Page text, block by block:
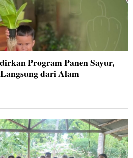
Program Panen Sayur,
dari Alam